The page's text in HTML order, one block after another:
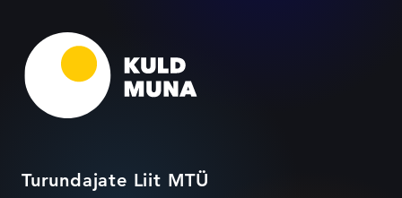
Turundajate Liit MTÜ